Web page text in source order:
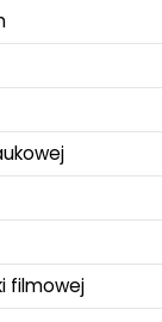
filmowej